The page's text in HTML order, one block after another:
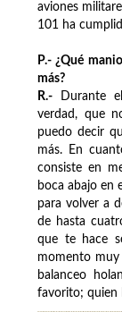
aviones
101 ha
P.- ¿Qué
más?
R.- Durante
verdad, que
puedo decir
más. En
consiste en
boca abajo en
para volver a
de hasta
que te hace
momento
balanceo
favorito; quien